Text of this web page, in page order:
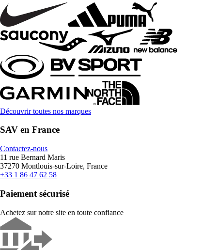
Découvrir toutes nos marques
SAV en France
Contactez-nous
11 rue Bernard Maris
37270 Montlouis-sur-Loire, France
+33 1 86 47 62 58
Paiement sécurisé
Achetez sur notre site en toute confiance